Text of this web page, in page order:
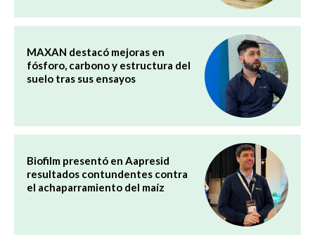
MAXAN destacó mejoras en
fósforo, carbono y estructura del
suelo tras sus ensayos
Biofilm presentó en Aapresid
resultados contundentes contra
el achaparramiento del maíz